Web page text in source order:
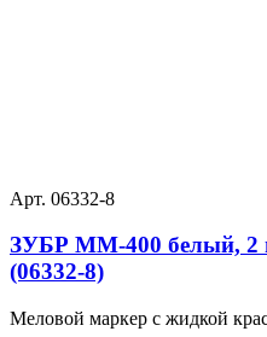
Арт. 06332-8
ЗУБР ММ-400 белый, 2
(06332-8)
Меловой маркер с жидкой